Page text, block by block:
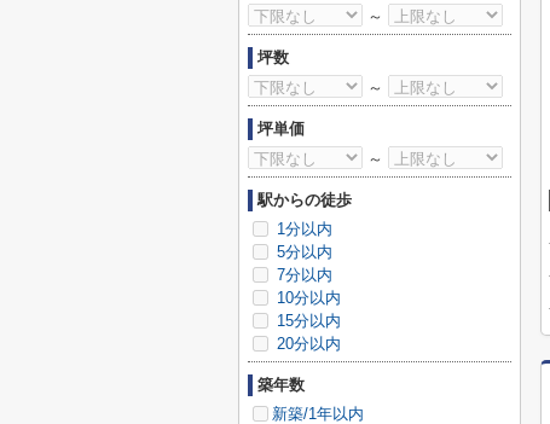
～
坪数
～
坪単価
～
駅からの徒歩
1分以内
5分以内
7分以内
10分以内
15分以内
20分以内
築年数
新築/1年以内